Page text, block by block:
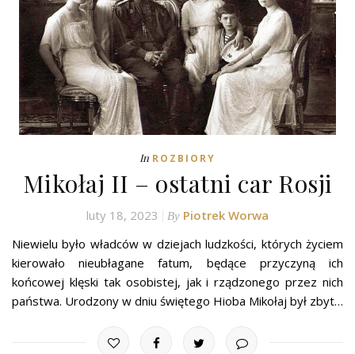
In ROZBIORY
Mikołaj II – ostatni car Rosji
luty 18, 2023 By Piotrek Worwa
Niewielu było władców w dziejach ludzkości, których życiem
kierowało nieubłagane fatum, będące przyczyną ich
końcowej klęski tak osobistej, jak i rządzonego przez nich
państwa. Urodzony w dniu świętego Hioba Mikołaj był zbyt…